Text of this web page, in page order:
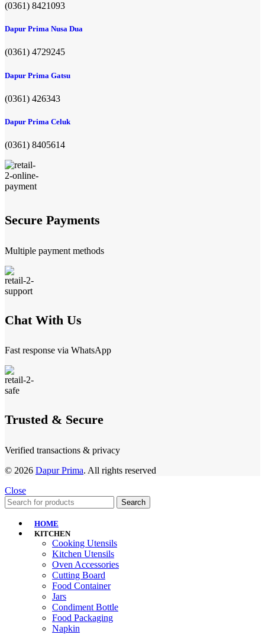
(0361) 8421093
Dapur Prima Nusa Dua
(0361) 4729245
Dapur Prima Gatsu
(0361) 426343
Dapur Prima Celuk
(0361) 8405614
Secure Payments
Multiple payment methods
Chat With Us
Fast response via WhatsApp
Trusted & Secure
Verified transactions & privacy
© 2026 Dapur Prima. All rights reserved
Close
Search
HOME
KITCHEN
Cooking Utensils
Kitchen Utensils
Oven Accessories
Cutting Board
Food Container
Jars
Condiment Bottle
Food Packaging
Napkin